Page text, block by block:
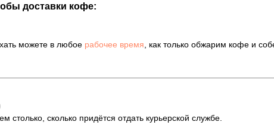
доставки кофе:
можете в любое рабочее время , как только обжарим кофе и
сколько придётся отдать курьерской службе.